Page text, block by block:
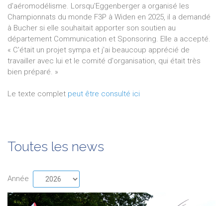
d'aéromodélisme. Lorsqu'Eggenberger a organisé les
Championnats du monde F3P à Widen en 2025, il a demandé
à Bucher si elle souhaitait apporter son soutien au
département Communication et Sponsoring. Elle a accepté.
« C'était un projet sympa et j'ai beaucoup apprécié de
travailler avec lui et le comité d'organisation, qui était très
bien préparé. »
Le texte complet peut être consulté ici
Toutes les news
Année